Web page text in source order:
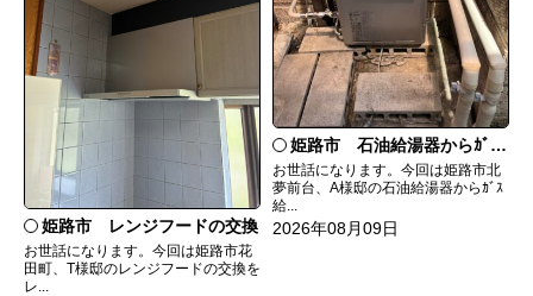
姫路市 レンジフードの交換
お世話になります。今回は姫路市花
田町、T様邸のレンジフードの交換を
レ...
姫路市 石油給湯器からｶﾞｽ給湯器へ取替
お世話になります。今回は姫路市北
夢前台、A様邸の石油給湯器からｶﾞｽ
給...
2026年08月09日